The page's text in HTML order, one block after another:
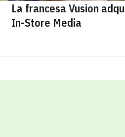
La francesa Vusion
In-Store Media